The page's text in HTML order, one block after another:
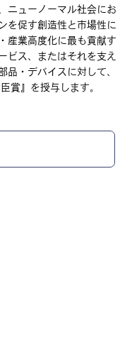
ニューノーマル社会にお
を促す創造性と市場性に
産業高度化に最も貢献す
ビス、またはそれを支え
品・デバイスに対して、
賞』を授与します。